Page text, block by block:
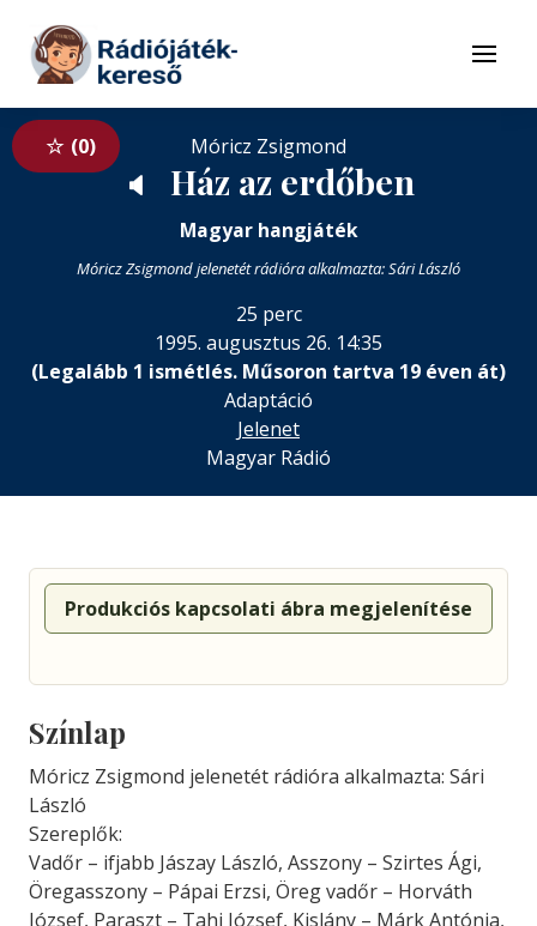
Tovább a tartalomhoz
Menü
0 Móricz Zsigmond
🔈 Ház az erdőben
Magyar hangjáték
Móricz Zsigmond jelenetét rádióra alkalmazta: Sári László
25 perc
1995. augusztus 26. 14:35
(Legalább 1 ismétlés. Műsoron tartva 19 éven át)
Adaptáció
Jelenet
Magyar Rádió
Produkciós kapcsolati ábra megjelenítése
Színlap
Móricz Zsigmond jelenetét rádióra alkalmazta: Sári
László
Szereplők:
Vadőr – ifjabb Jászay László, Asszony – Szirtes Ági,
Öregasszony – Pápai Erzsi, Öreg vadőr – Horváth
József, Paraszt – Tahi József, Kislány – Márk Antónia,